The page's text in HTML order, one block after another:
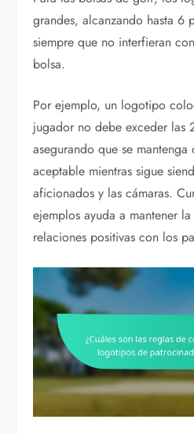
grandes, alcanzando hasta 6
siempre que no interfieran
bolsa.
Por ejemplo, un logotipo
jugador no debe exceder las
asegurando que se
aceptable mientras sigue
aficionados y las cámaras.
ejemplos ayuda a mantener
relaciones positivas con los